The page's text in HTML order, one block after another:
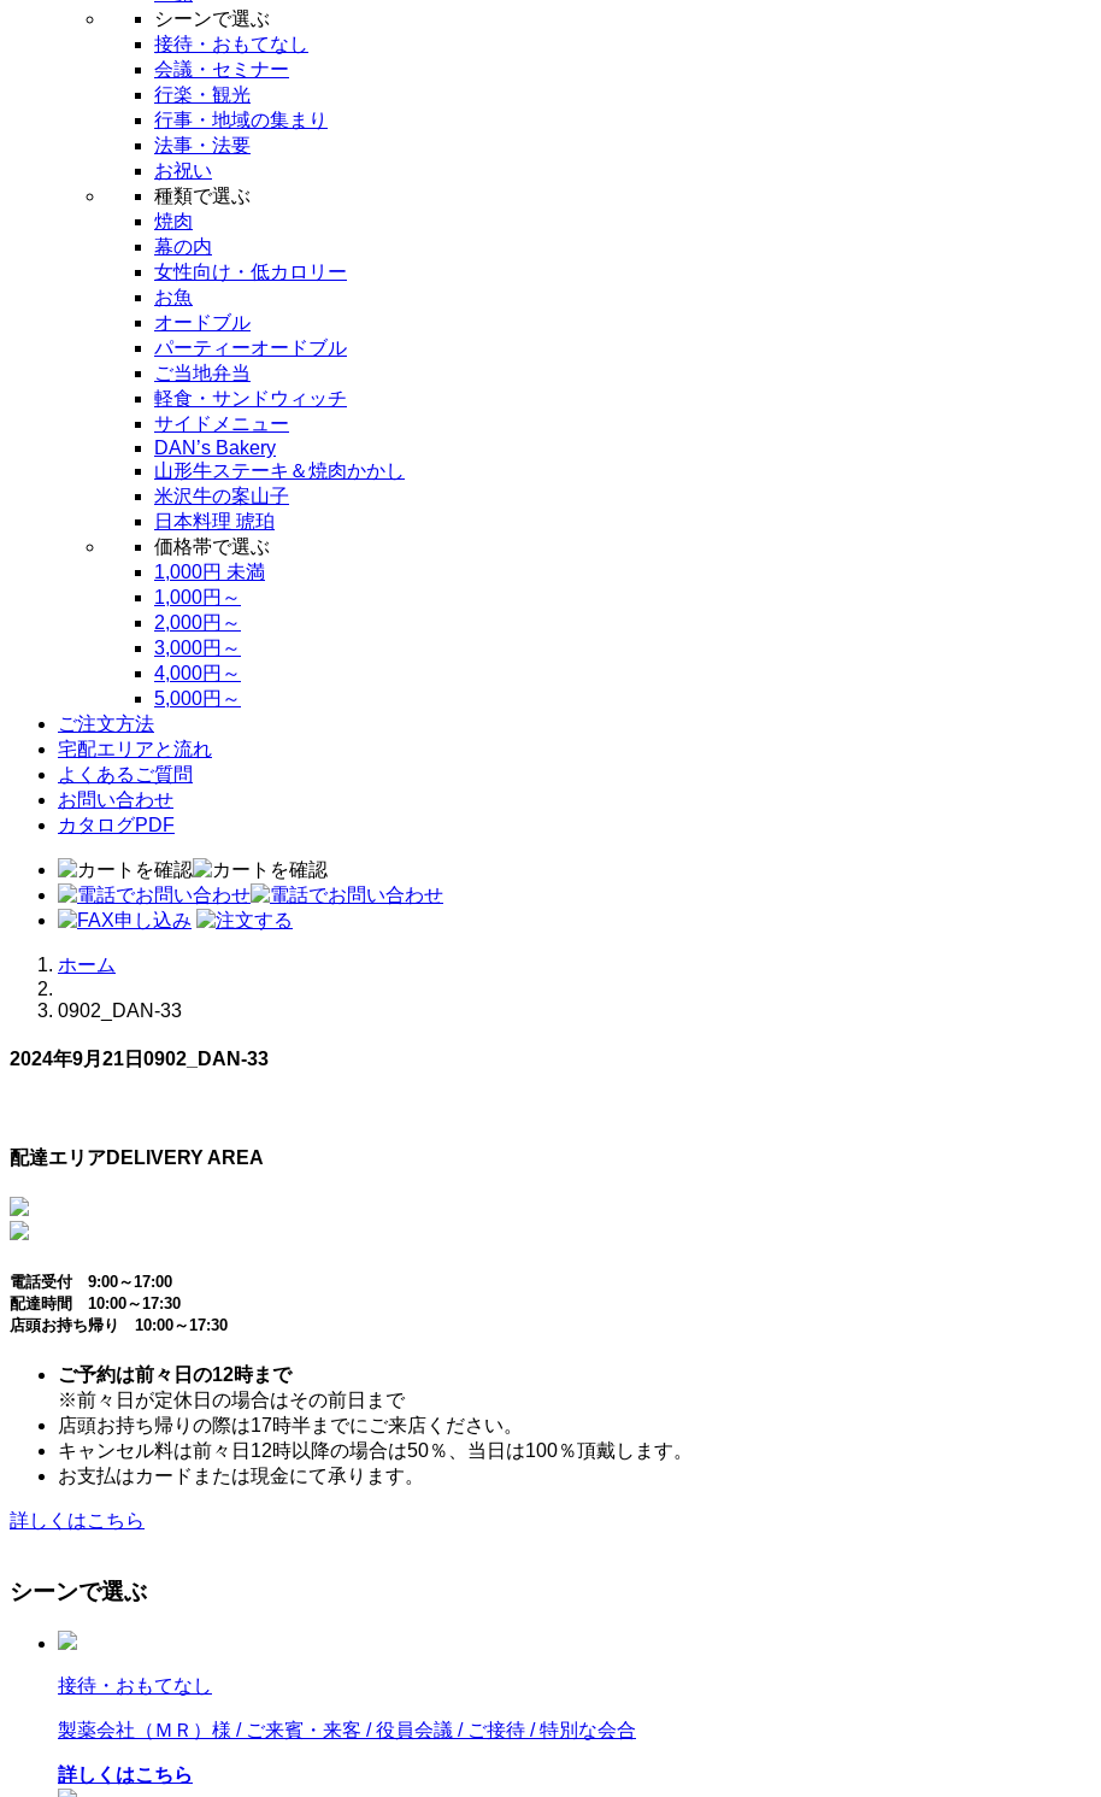
シーンで選ぶ
接待・おもてなし
会議・セミナー
行楽・観光
行事・地域の集まり
法事・法要
お祝い
種類で選ぶ
焼肉
幕の内
女性向け・低カロリー
お魚
オードブル
パーティーオードブル
ご当地弁当
軽食・サンドウィッチ
サイドメニュー
DAN’s Bakery
山形牛ステーキ＆焼肉かかし
米沢牛の案山子
日本料理 琥珀
価格帯で選ぶ
1,000円 未満
1,000円～
2,000円～
3,000円～
4,000円～
5,000円～
ご注文方法
宅配エリアと流れ
よくあるご質問
お問い合わせ
カタログPDF
ホーム
0902_DAN-33
2024年9月21日 0902_DAN-33
配達エリアDELIVERY AREA
電話受付 9:00～17:00
配達時間 10:00～17:30
店頭お持ち帰り 10:00～17:30
ご予約は前々日の12時まで
※前々日が定休日の場合はその前日まで
店頭お持ち帰りの際は17時半までにご来店ください。
キャンセル料は前々日12時以降の場合は50％、当日は100％頂戴します。
お支払はカードまたは現金にて承ります。
詳しくはこちら
シーンで選ぶ
接待・おもてなし
製薬会社（ＭＲ）様 / ご来賓・来客 / 役員会議 / ご接待 / 特別な会合
詳しくはこちら